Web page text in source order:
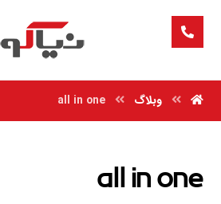
وبلاگ all in one
all in one